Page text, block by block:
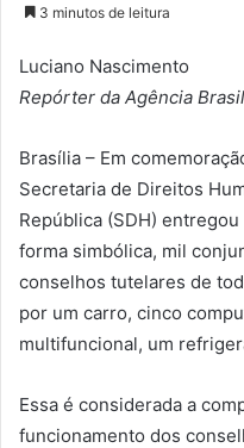
3 minutos de leitura
Luciano Nascimento
Repórter da Agência Brasil
Brasília – Em
Secretaria de Direitos
República (SDH)
forma simbólica, mil
conselhos tutelares de
por um carro, cinco
multifuncional, um
Essa é considerada a
funcionamento dos